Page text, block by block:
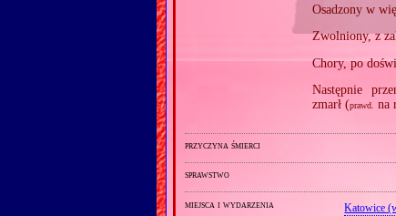
Osadzony w
Zwolniony, z
Chory, po
Następnie
zmarł (prawd. na
przyczyna śmierci
sprawstwo
miejsca i wydarzenia Katowice